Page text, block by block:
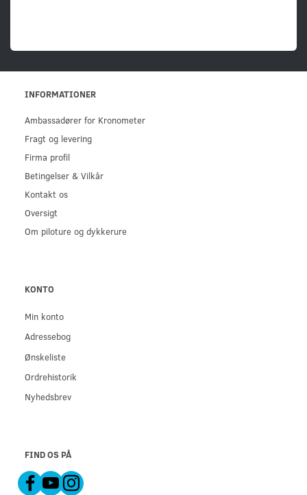
INFORMATIONER
Ambassadører for Kronometer
Fragt og levering
Firma profil
Betingelser & Vilkår
Kontakt os
Oversigt
Om piloture og dykkerure
KONTO
Min konto
Adressebog
Ønskeliste
Ordrehistorik
Nyhedsbrev
FIND OS PÅ